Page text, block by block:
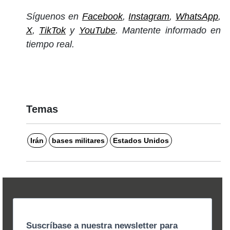
Síguenos en Facebook, Instagram, WhatsApp,
X, TikToky YouTube. Mantente informado en
tiempo real.
Temas
Irán bases militares Estados Unidos